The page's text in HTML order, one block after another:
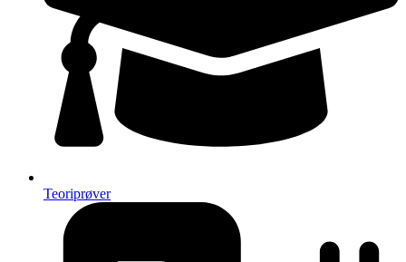
Teoriprøver